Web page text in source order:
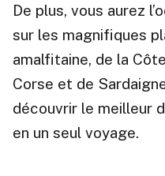
De plus, vous aurez
sur les magnifiques
amalfitaine, de la
Corse et de
découvrir le meilleur
en un seul voyage.